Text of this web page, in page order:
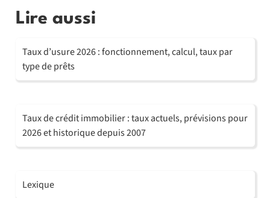
Lire aussi
Taux d’usure 2026 : fonctionnement, calcul, taux par
type de prêts
Taux de crédit immobilier : taux actuels, prévisions pour
2026 et historique depuis 2007
Lexique